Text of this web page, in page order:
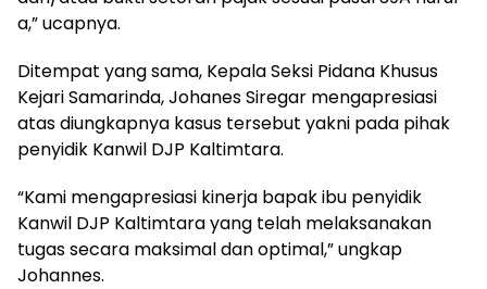
a,” ucapnya.
Ditempat yang sama, Kepala Seksi Pidana Khusus
Kejari Samarinda, Johanes Siregar mengapresiasi
atas diungkapnya kasus tersebut yakni pada pihak
penyidik Kanwil DJP Kaltimtara.
“Kami mengapresiasi kinerja bapak ibu penyidik
Kanwil DJP Kaltimtara yang telah melaksanakan
tugas secara maksimal dan optimal,” ungkap
Johannes.